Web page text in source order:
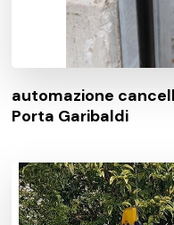
automazione
Porta Garibaldi